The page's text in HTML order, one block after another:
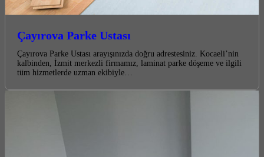
Çayırova Parke Ustası
Çayırova Parke Ustası arayışınızda doğru adrestesiniz. Kocaeli’nin
kalbinden, İzmit merkezli firmamız, laminat parke döşeme ve ilgili
tüm hizmetlerde uzman ekibiyle…